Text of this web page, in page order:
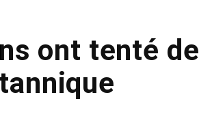
ont tenté de